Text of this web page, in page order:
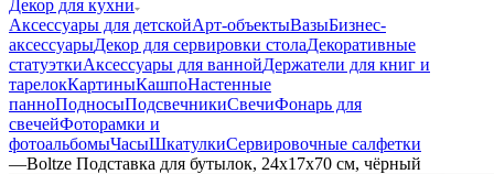
Декор для кухни
Аксессуары для детскойАрт-объектыВазыБизнес-
аксессуарыДекор для сервировки столаДекоративные
статуэткиАксессуары для ваннойДержатели для книг и
тарелокКартиныКашпоНастенные
панноПодносыПодсвечникиСвечиФонарь для
свечейФоторамки и
фотоальбомыЧасыШкатулкиСервировочные салфетки
—Boltze Подставка для бутылок, 24х17х70 см, чёрный